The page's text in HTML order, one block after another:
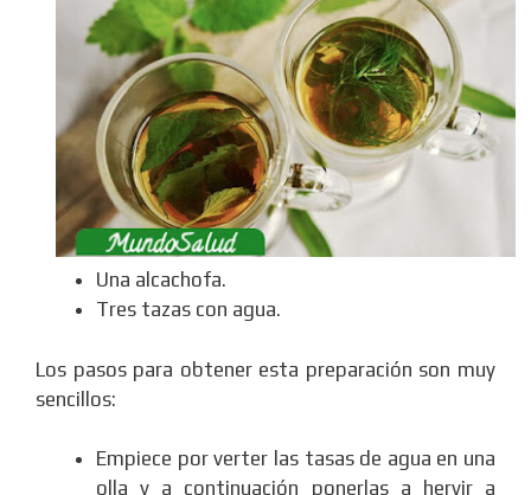
Una alcachofa.
Tres tazas con agua.
Los pasos para obtener esta preparación son muy
sencillos:
Empiece por verter las tasas de agua en una
olla y a continuación ponerlas a hervir a